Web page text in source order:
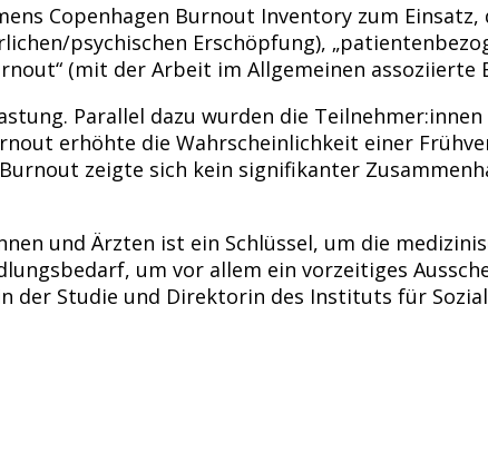
Copenhagen Burnout Inventory zum Einsatz,
psychischen Erschöpfung),
(mit der Arbeit im Allgemeinen assoziierte
Parallel dazu wurden die Teilnehmer:innen
erhöhte die Wahrscheinlichkeit einer
zeigte sich kein signifikanter
und Ärzten ist ein Schlüssel, um die
um vor allem ein vorzeitiges
der Studie und Direktorin des Instituts für